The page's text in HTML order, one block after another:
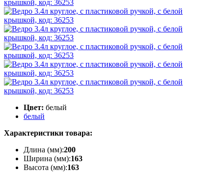
Цвет: белый
белый
Характеристики товара:
Длина (мм):200
Ширина (мм):163
Высота (мм):163